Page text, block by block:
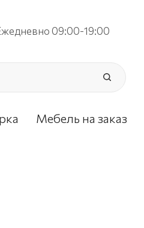
09:00-19:00
Мебель на заказ